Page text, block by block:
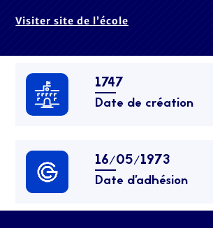
Visiter site de l’école
1747
Date de création
16/05/1973
Date d’adhésion